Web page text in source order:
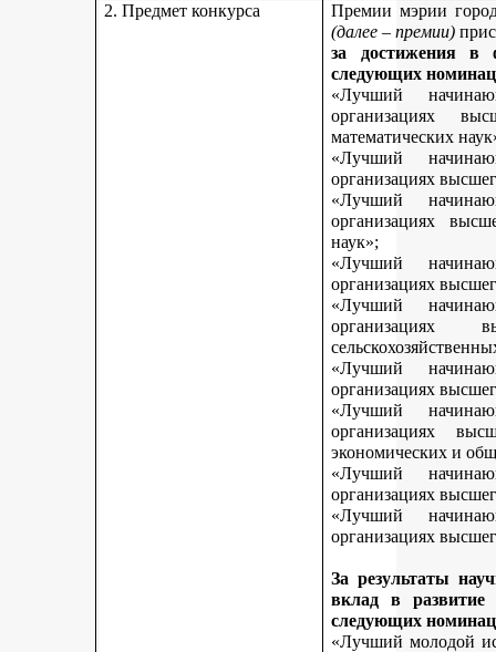
2. Предмет конкурса
Премии мэрии
(далее – премии)
за достижения в
следующих
«Лучший
организациях
математических
«Лучший
организациях
«Лучший
организациях
наук»;
«Лучший
организациях
«Лучший
организациях
«Лучший
организациях
«Лучший
организациях
экономических и
«Лучший
организациях
«Лучший
организациях
За результаты
вклад в развитие
следующих
«Лучший молодой